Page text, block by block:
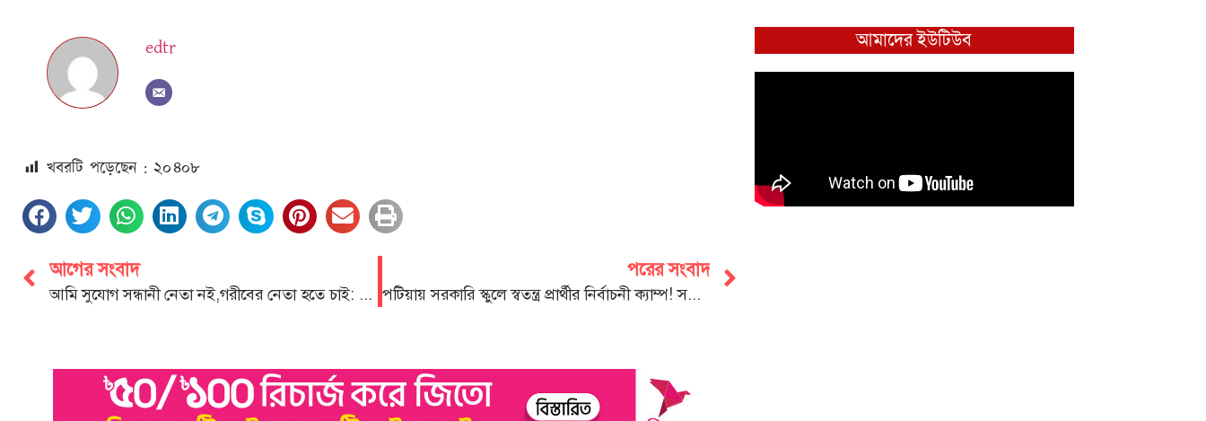
edtr
খবরটি পড়েছেন : ২০৪০৮
আগের সংবাদ
আমি সুযোগ সন্ধানী নেতা নই,গরীবের নেতা হতে চাই: গনসংযোগে আবদুল জব্বার
পরের সংবাদ
পটিয়ায় সরকারি স্কুলে স্বতন্ত্র প্রার্থীর নির্বাচনী ক্যাম্প! সরিয়ে নিতে নির্দেশ
আমাদের ইউটিউব